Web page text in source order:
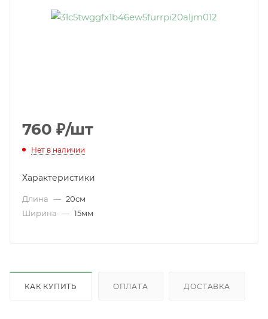
760 ₽/шт
Нет в наличии
Характеристики
Длина — 20см
Ширина — 15мм
КАК КУПИТЬ ОПЛАТА ДОСТАВКА